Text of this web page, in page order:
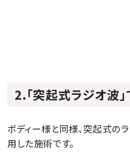
2.「突起式ラジオ波
ボディー様と同様、突起式の
用した施術です。